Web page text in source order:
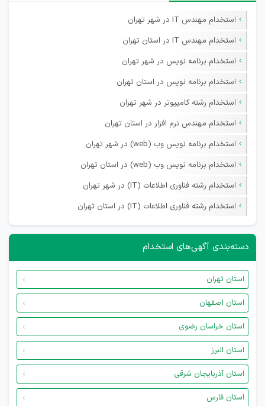
استخدام مهندس IT در شهر تهران
استخدام مهندس IT در استان تهران
استخدام برنامه نویس در شهر تهران
استخدام برنامه نویس در استان تهران
استخدام رشته کامپیوتر در شهر تهران
استخدام مهندس نرم افزار در استان تهران
استخدام برنامه نویس وب (web) در شهر تهران
استخدام برنامه نویس وب (web) در استان تهران
استخدام رشته فناوری اطلاعات (IT) در شهر تهران
استخدام رشته فناوری اطلاعات (IT) در استان تهران
دسته‌بندی آگهی‌های استخدام
استان تهران
استان اصفهان
استان خراسان رضوی
استان البرز
استان آذربایجان شرقی
استان فارس